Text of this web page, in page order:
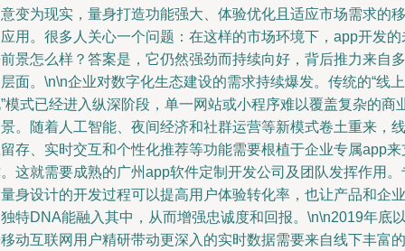
变为现实，量身打造功能强大、体验优化且适应市场需求的移
用。很多人关心一个问题：在这样的市场环境下，app开发的
景怎么样？答案是，它仍然强劲而持续向好，背后推力来自多
面。\n\n企业对数字化生态建设的需求持续爆发。传统的“线上
模式已经进入纵深阶段，单一网站或小程序难以覆盖复杂的商
。随着人工智能、夜间经济和社群运营等新模式卷土重来，线
存、实时交互和个性化推荐等功能需要根植于企业专属app来
这就需要成熟的广州app软件定制开发公司及团队发挥作用。
身设计的开发过程可以提高用户体验转化率，也让产品和企业
特DNA能融入其中，从而增强忠诚度和回报。\n\n2019年底
动互联网用户精研带动更深入的实时数据需要来自线下丰富的